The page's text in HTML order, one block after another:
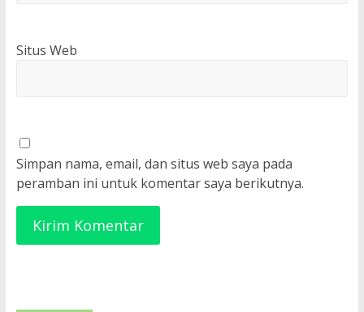
Situs Web
Simpan nama, email, dan situs web saya pada
peramban ini untuk komentar saya berikutnya.